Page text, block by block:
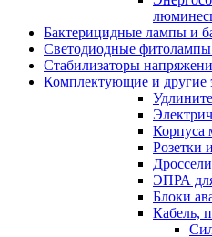
Бактерицидные лампы и
Светодиодные фитолампы
Стабилизаторы
Комплектующие и другие
Корпуса
Розетки
ЭПРА
Блоки
Кабель,